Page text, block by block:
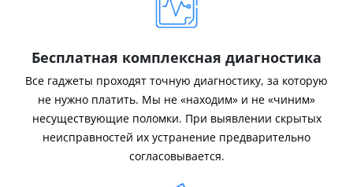
Бесплатная комплексная диагностика
Все гаджеты проходят точную диагностику, за которую
не нужно платить. Мы не «находим» и не «чиним»
несуществующие поломки. При выявлении скрытых
неисправностей их устранение предварительно
согласовывается.